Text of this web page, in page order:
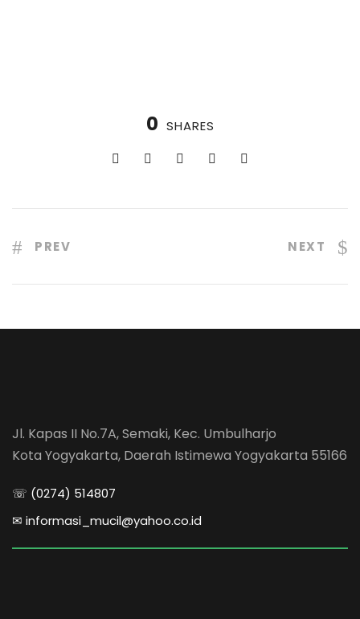
0 SHARES
PREV NEXT
Jl. Kapas II No.7A, Semaki, Kec. Umbulharjo
Kota Yogyakarta, Daerah Istimewa Yogyakarta 55166
☏ (0274) 514807
✉ informasi_mucil@yahoo.co.id